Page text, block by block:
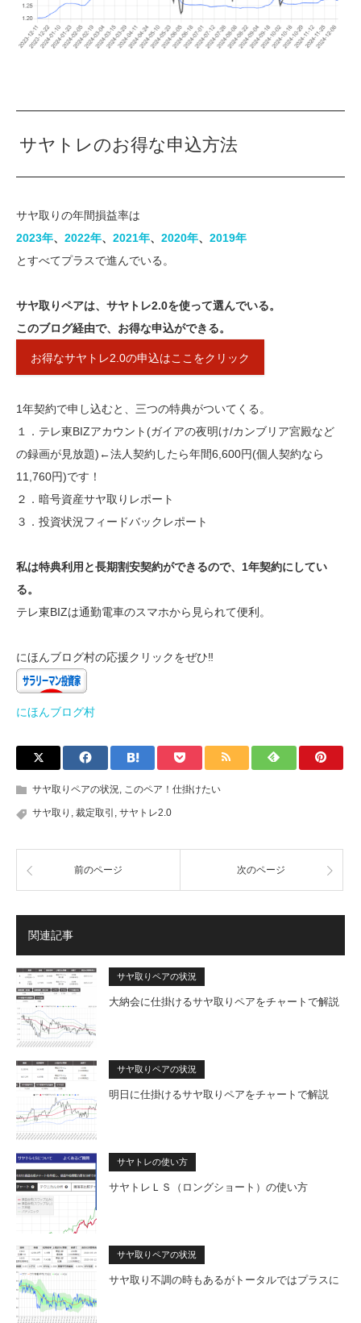
サヤトレのお得な申込方法
サヤ取りの年間損益率は
2023年​、 ​2022年​、​ 2021年​、​​ 2020年​、 2019年
とすべてプラスで進んでいる。
サヤ取りペアは、サヤトレ2.0を使って選んでいる。
このブログ経由で、お得な申込ができる。
お得なサヤトレ2.0の申込はここをクリック
1年契約で申し込むと、三つの特典がついてくる。
１．テレ東BIZアカウント(ガイアの夜明け/カンブリア宮殿など
の録画が見放題)←法人契約したら年間6,600円(個人契約なら
11,760円)です！
２．暗号資産サヤ取りレポート
３．投資状況フィードバックレポート
私は特典利用と長期割安契約ができるので、1年契約にしてい
る。
テレ東BIZは通勤電車のスマホから見られて便利。
​にほんブログ村の応援クリックをぜひ‼
にほんブログ村
サヤ取りペアの状況 このペア！仕掛けたい
サヤ取り 裁定取引 サヤトレ2.0
前のページ 次のページ
関連記事
サヤ取りペアの状況
大納会に仕掛けるサヤ取りペアをチャートで解説
サヤ取りペアの状況
明日に仕掛けるサヤ取りペアをチャートで解説
サヤトレの使い方
サヤトレＬＳ（ロングショート）の使い方
サヤ取りペアの状況
サヤ取り不調の時もあるがトータルではプラスに